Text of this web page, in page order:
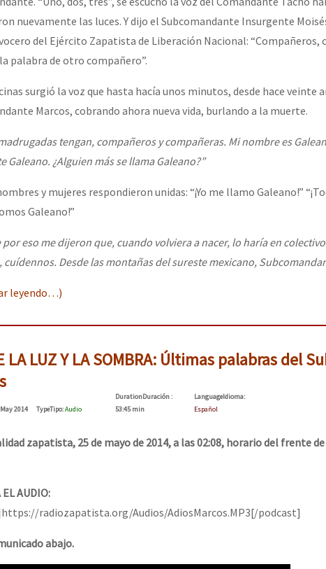
Tokín por el CNI: 30 años de Resistencia y Rebeldía
nuevamente las luces. Y dijo el Subcomandante Insurgente
del Ejército Zapatista de Liberación Nacional: “Compañeros,
palabra de otro compañero”.
surgió la voz que hasta hacía unos minutos, desde hace veinte
Marcos, cobrando ahora nueva vida, burlando a la muerte.
tengan, compañeros y compañeras. Mi nombre es
Galeano. ¿Alguien más se llama Galeano?”
y mujeres respondieron unidas: “¡Yo me llamo Galeano!”
Galeano!”
por eso me dijeron que, cuando volviera a nacer, lo haría en
cuídennos. Desde las montañas del sureste mexicano,
leyendo…)
LA LUZ Y LA SOMBRA: Últimas palabras del
2014 TypeTipo:Audio
DurationDuración:
53:45 min
LanguageIdioma:
Español
zapatista, 25 de mayo de 2014, a las 02:08, horario del frente
EL AUDIO:
radiozapatista.org/Audios/AdiosMarcos.MP3[/podcast]
abajo.